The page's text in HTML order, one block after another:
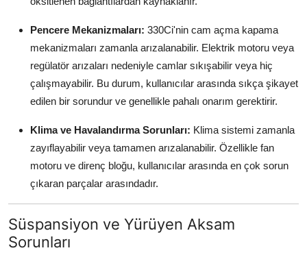
Pencere Mekanizmaları: 330Ci'nin cam açma kapama
mekanizmaları zamanla arızalanabilir. Elektrik motoru veya
regülatör arızaları nedeniyle camlar sıkışabilir veya hiç
çalışmayabilir. Bu durum, kullanıcılar arasında sıkça şikayet
edilen bir sorundur ve genellikle pahalı onarım gerektirir.
Klima ve Havalandırma Sorunları: Klima sistemi zamanla
zayıflayabilir veya tamamen arızalanabilir. Özellikle fan
motoru ve direnç bloğu, kullanıcılar arasında en çok sorun
çıkaran parçalar arasındadır.
Süspansiyon ve Yürüyen Aksam
Sorunları